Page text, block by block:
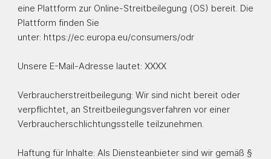
eine Plattform zur Online-Streitbeilegung (OS) bereit. Die
Plattform finden Sie
unter: https://ec.europa.eu/consumers/odr
Unsere E-Mail-Adresse lautet: XXXX
Verbraucherstreitbeilegung: Wir sind nicht bereit oder
verpflichtet, an Streitbeilegungsverfahren vor einer
Verbraucherschlichtungsstelle teilzunehmen.
Haftung für Inhalte: Als Diensteanbieter sind wir gemäß §